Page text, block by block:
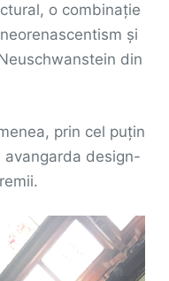
o combinație
și
din
prin cel puțin
avangarda design-